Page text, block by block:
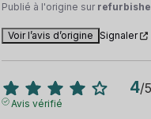
Publié à l'origine sur
Voir l’avis d’origine Signaler
4/5
Avis vérifié